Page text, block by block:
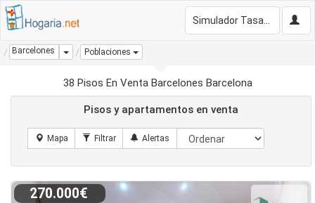
Barcelones Dropdown
Poblaciones
38 Pisos En Venta Barcelones Barcelona
Pisos y apartamentos en venta
270.000€